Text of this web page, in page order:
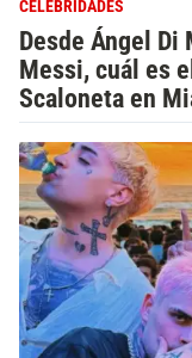
CELEBRIDADES
Desde Ángel Di
Messi, cuál es
Scaloneta en